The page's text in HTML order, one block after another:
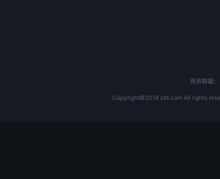
商务邮箱
Copyright©2018 zbt.com All rights